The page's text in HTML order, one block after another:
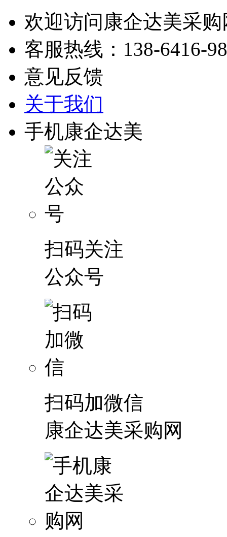
欢迎访问康企达美采购
客服热线： 138-6416-
意见反馈
关于我们
手机康企达美
扫码关注
公众号
扫码加微信
康企达美采购网